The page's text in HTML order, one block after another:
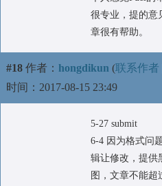
很专业，提的意
章很有帮助。
#18 作者： hongdikun (联系作者
时间：2017-08-15 23:49
5-27 submit
6-4 因为格式问
辑让修改，提供
图，文章不能超